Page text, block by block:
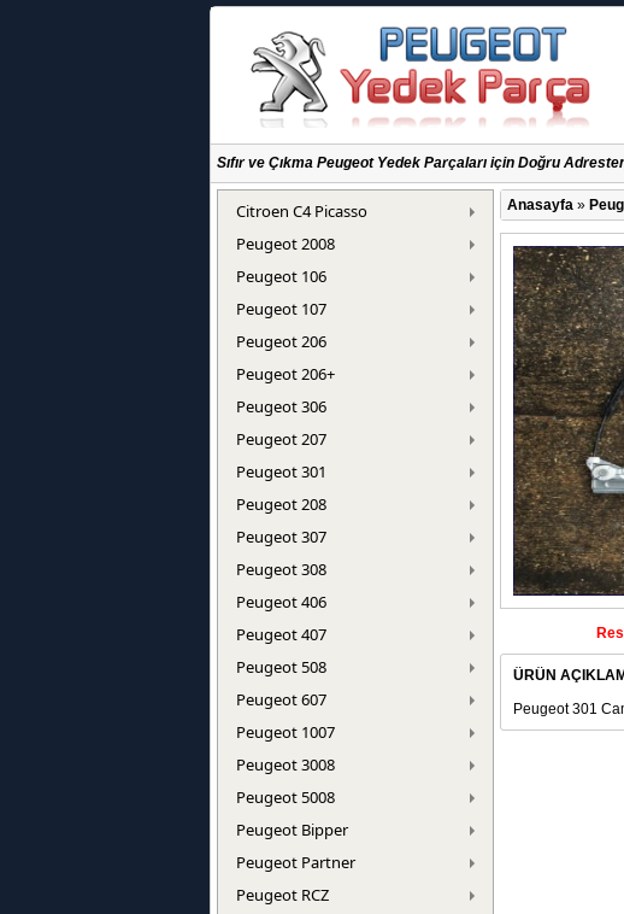
Sıfır ve Çıkma Peugeot Yedek Parçaları için Doğru
Citroen C4 Picasso
Peugeot 2008
Peugeot 106
Peugeot 107
Peugeot 206
Peugeot 206+
Peugeot 306
Peugeot 207
Peugeot 301
Peugeot 208
Peugeot 307
Peugeot 308
Peugeot 406
Peugeot 407
Peugeot 508
Peugeot 607
Peugeot 1007
Peugeot 3008
Peugeot 5008
Peugeot Bipper
Peugeot Partner
Peugeot RCZ
Anasayfa»
ÜRÜN
Peugeot 301